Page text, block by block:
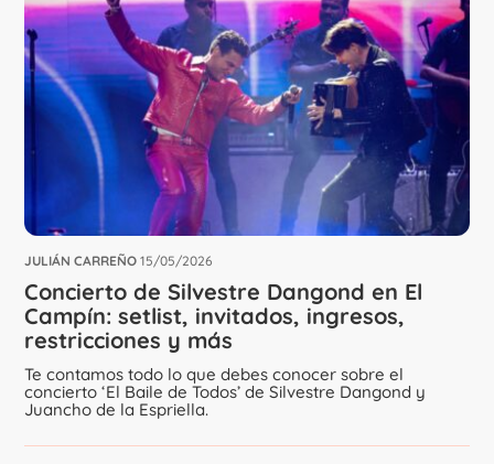
JULIÁN CARREÑO 15/05/2026
Concierto de Silvestre Dangond en El
Campín: setlist, invitados, ingresos,
restricciones y más
Te contamos todo lo que debes conocer sobre el
concierto ‘El Baile de Todos’ de Silvestre Dangond y
Juancho de la Espriella.